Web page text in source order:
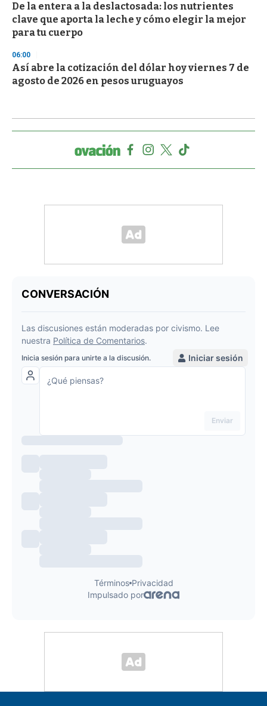
De la entera a la deslactosada: los nutrientes
clave que aporta la leche y cómo elegir la mejor
para tu cuerpo
06:00
Así abre la cotización del dólar hoy viernes 7 de
agosto de 2026 en pesos uruguayos